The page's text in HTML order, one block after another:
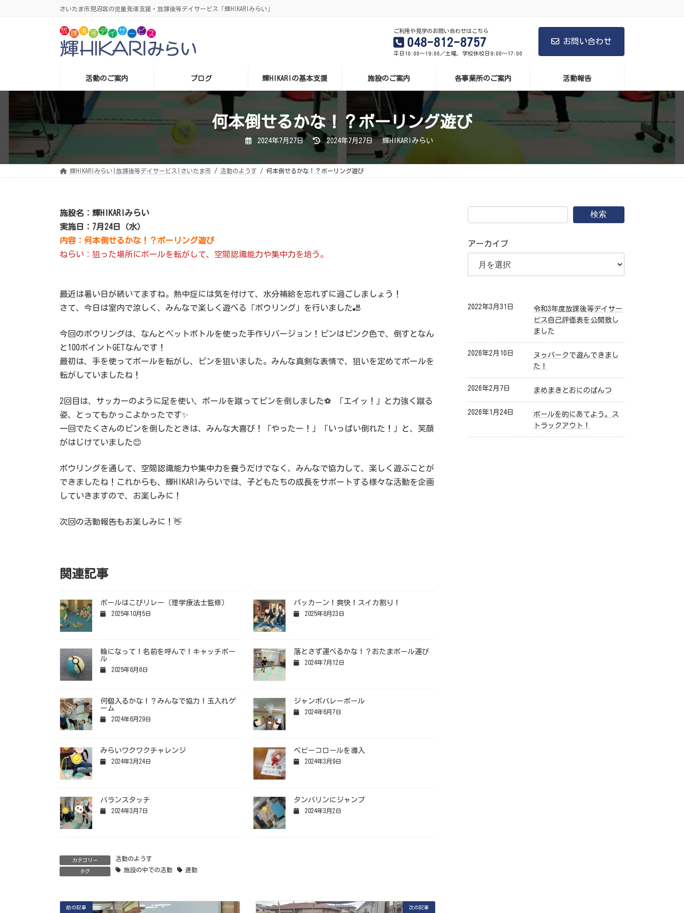
さいたま市見沼区の児童発達支援・放課後等デイサービス「輝HIKARIみらい」
ご利用や見学のお問い合わせはこちら
048-812-8757
平日10:00～19:00／土曜、学校休校日9:00～17:00
お問い合わせ
活動のご案内 ブログ 輝HIKARIの基本支援 施設のご案内 各事業所のご案内 活動報告
何本倒せるかな！？ボーリング遊び
2024年7月27日
最
日
時
2024年7月27日 輝HIKARIみらい
輝HIKARIみらい|放課後等デイサービス|さいたま市 活動のようす 何本倒せるかな！？ボーリング遊び
施設名：輝HIKARIみらい
実施日：7月24日（水）
内容：何本倒せるかな！？ボーリング遊び
ねらい：狙った場所にボールを転がして、空間認識能力や集中力を培う。
最近は暑い日が続いてますね。熱中症には気を付けて、水分補給を忘れずに過ごしましょう！
さて、今日は室内で涼しく、みんなで楽しく遊べる「ボウリング」を行いました🎳
今回のボウリングは、なんとペットボトルを使った手作りバージョン！ピンはピンク色で、倒すとなん
と100ポイントGETなんです！
最初は、手を使ってボールを転がし、ピンを狙いました。みんな真剣な表情で、狙いを定めてボールを
転がしていましたね！
2回目は、サッカーのように足を使い、ボールを蹴ってピンを倒しました⚽️ 「エイッ！」と力強く蹴る
姿、とってもかっこよかったです✨
一回でたくさんのピンを倒したときは、みんな大喜び！「やったー！」「いっぱい倒れた！」と、笑顔
がはじけていました😊
ボウリングを通して、空間認識能力や集中力を養うだけでなく、みんなで協力して、楽しく遊ぶことが
できましたね！これからも、輝HIKARIみらいでは、子どもたちの成長をサポートする様々な活動を企画
していきますので、お楽しみに！
次回の活動報告もお楽しみに！👋
関連記事
ボールはこびリレー（理学療法士監修）
2025年10月5日
パッカーン！爽快！スイカ割り！
2025年8月23日
輪になって！名前を呼んで！キャッチボー
ル
2025年6月6日
落とさず運べるかな！？おたまボール運び
2024年7月12日
何個入るかな！？みんなで協力！玉入れゲ
ーム
2024年6月29日
ジャンボバレーボール
2024年6月7日
みらいワクワクチャレンジ
2024年3月24日
ベビーコロールを導入
2024年3月9日
バランスタッチ
2024年3月7日
タンバリンにジャンプ
2024年3月2日
カテゴリー 活動のようす
タグ 施設の中での活動 運動
前の記事 次の記事
検索
アーカイブ
2022年3月31日
令和3年度放課後等デイサー
ビス自己評価表を公開致し
ました
2026年2月10日
ヌゥパークで遊んできまし
た！
2026年2月7日 まめまきとおにのぱんつ
2026年1月24日
ボールを的にあてよう。ス
トラックアウト！